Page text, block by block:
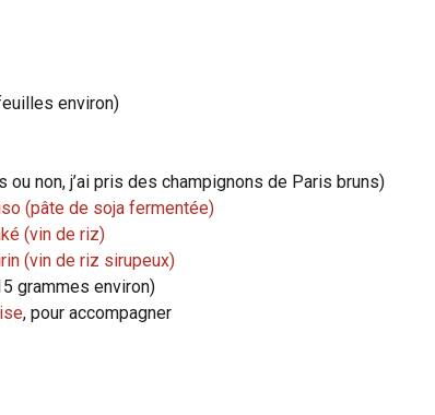
environ)
ou non, j’ai pris des champignons de Paris bruns)
(pâte de soja fermentée)
(vin de riz)
(vin de riz sirupeux)
grammes environ)
, pour accompagner